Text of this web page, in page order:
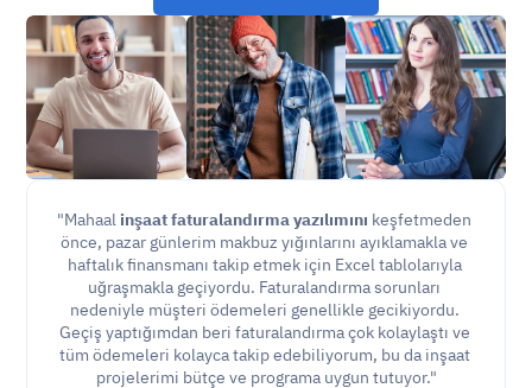
"Mahaal inşaat faturalandırma yazılımını keşfetmeden
önce, pazar günlerim makbuz yığınlarını ayıklamakla ve
haftalık finansmanı takip etmek için Excel tablolarıyla
uğraşmakla geçiyordu. Faturalandırma sorunları
nedeniyle müşteri ödemeleri genellikle gecikiyordu.
Geçiş yaptığımdan beri faturalandırma çok kolaylaştı ve
tüm ödemeleri kolayca takip edebiliyorum, bu da inşaat
projelerimi bütçe ve programa uygun tutuyor."